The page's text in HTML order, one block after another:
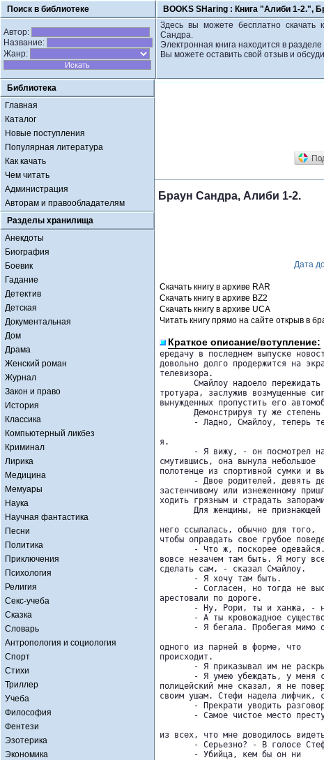
Поиск в библиотеке BOOKS SHaring : Книга "Алиби 1-2.",
Автор:
Название:
Жанр:
Здесь вы можете бесплатно скачать
Сандра.
Электронная книга находится в
Вы можете оставить свой отзыв и
Библиотека
Главная
Каталог
Новые поступления
Популярная литература
Как качать
Чем читать
Администрация
Авторам и правообладателям
Разделы хранилища
Анекдоты
Биография
Боевик
Гадание
Детектив
Детская
Документальная
Дом
Драма
Женский роман
Журнал
Закон и право
История
Классика
Компьютерный ликбез
Криминал
Лирика
Медицина
Мемуары
Наука
Научная фантастика
Песни
Политика
Приключения
Психология
Религия
Секс-учеба
Сказка
Словарь
Антропология и социология
Спорт
Стихи
Триллер
Учеба
Философия
Фентези
Эзотерика
Экономика
Браун Сандра, Алиби 1-2.
Дата
Скачать книгу в архиве RAR
Скачать книгу в архиве BZ2
Скачать книгу в архиве UCA
Читать книгу прямо на сайте открыв в
Краткое описание/вступление:
ередачу в последнем выпуске
довольно долго продержится на
телевизора.
Смайлоу надоело
тротуара, заслужив возмущенные
вынужденных пропустить его
Демонстрируя ту же
- Ладно, Смайлоу, теперь
я.
- Я вижу, - он посмотрел
смутившись, она вынула небольшое
полотенце из спортивной сумки и
- Двое родителей, девять
застенчивому или изнеженному
ходить грязным и страдать
Для женщины, не
него ссылалась, обычно для того,
чтобы оправдать свое грубое
- Что ж, поскорее
вовсе незачем там быть. Я могу
сделать сам, - сказал Смайлоу.
       - Я хочу там быть.
- Согласен, но тогда не
арестовали по дороге.
- Ну, Рори, ты и ханжа, -
- А ты кровожадное
- Я бегала. Пробегая мимо
одного из парней в форме, что
происходит.
- Я приказывал им не
- Я умею убеждать, у меня
полицейский мне сказал, я не
своим ушам. Стефи надела лифчик,
- Прекрати уводить
- Самое чистое место
из всех, что мне доводилось
- Серьезно? - В голосе
       - Убийца, кем бы он ни